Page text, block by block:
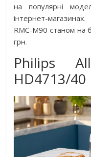
на популярні
інтернет-
RMC-M90 станом на
грн.
Philips
HD4713/40